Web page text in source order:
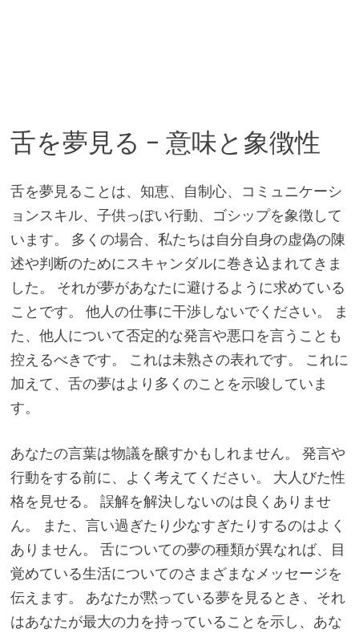
舌を夢見る – 意味と象徴性
舌を夢見ることは、知恵、自制心、コミュニケーシ
ョンスキル、子供っぽい行動、ゴシップを象徴して
います。 多くの場合、私たちは自分自身の虚偽の陳
述や判断のためにスキャンダルに巻き込まれてきま
した。 それが夢があなたに避けるように求めている
ことです。 他人の仕事に干渉しないでください。 ま
た、他人について否定的な発言や悪口を言うことも
控えるべきです。 これは未熟さの表れです。 これに
加えて、舌の夢はより多くのことを示唆していま
す。
あなたの言葉は物議を醸すかもしれません。 発言や
行動をする前に、よく考えてください。 大人びた性
格を見せる。 誤解を解決しないのは良くありませ
ん。 また、言い過ぎたり少なすぎたりするのはよく
ありません。 舌についての夢の種類が異なれば、目
覚めている生活についてのさまざまなメッセージを
伝えます。 あなたが黙っている夢を見るとき、それ
はあなたが最大の力を持っていることを示し、あな